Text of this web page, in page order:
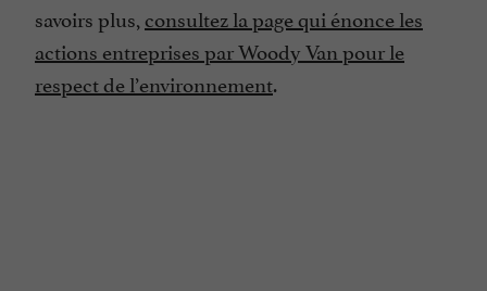
savoirs plus, consultez la page qui énonce les
actions entreprises par Woody Van pour le
respect de l’environnement.